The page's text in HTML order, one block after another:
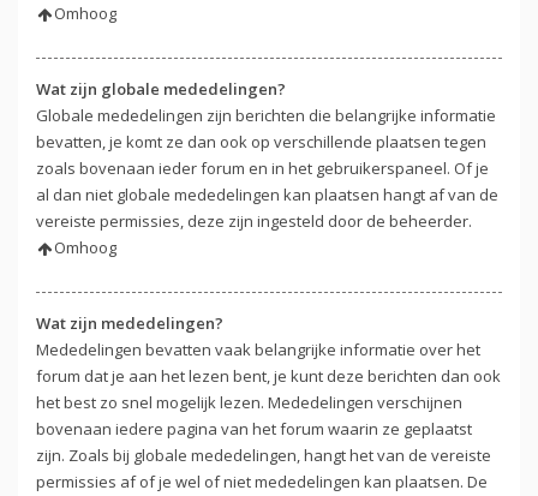
Omhoog
Wat zijn globale mededelingen?
Globale mededelingen zijn berichten die belangrijke informatie
bevatten, je komt ze dan ook op verschillende plaatsen tegen
zoals bovenaan ieder forum en in het gebruikerspaneel. Of je
al dan niet globale mededelingen kan plaatsen hangt af van de
vereiste permissies, deze zijn ingesteld door de beheerder.
Omhoog
Wat zijn mededelingen?
Mededelingen bevatten vaak belangrijke informatie over het
forum dat je aan het lezen bent, je kunt deze berichten dan ook
het best zo snel mogelijk lezen. Mededelingen verschijnen
bovenaan iedere pagina van het forum waarin ze geplaatst
zijn. Zoals bij globale mededelingen, hangt het van de vereiste
permissies af of je wel of niet mededelingen kan plaatsen. De